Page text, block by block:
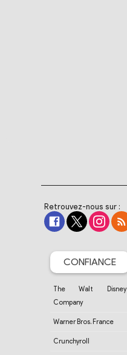
Retrouvez-nous sur :
CONFIANCE
The Walt Disney
Company
Warner Bros. France
Crunchyroll